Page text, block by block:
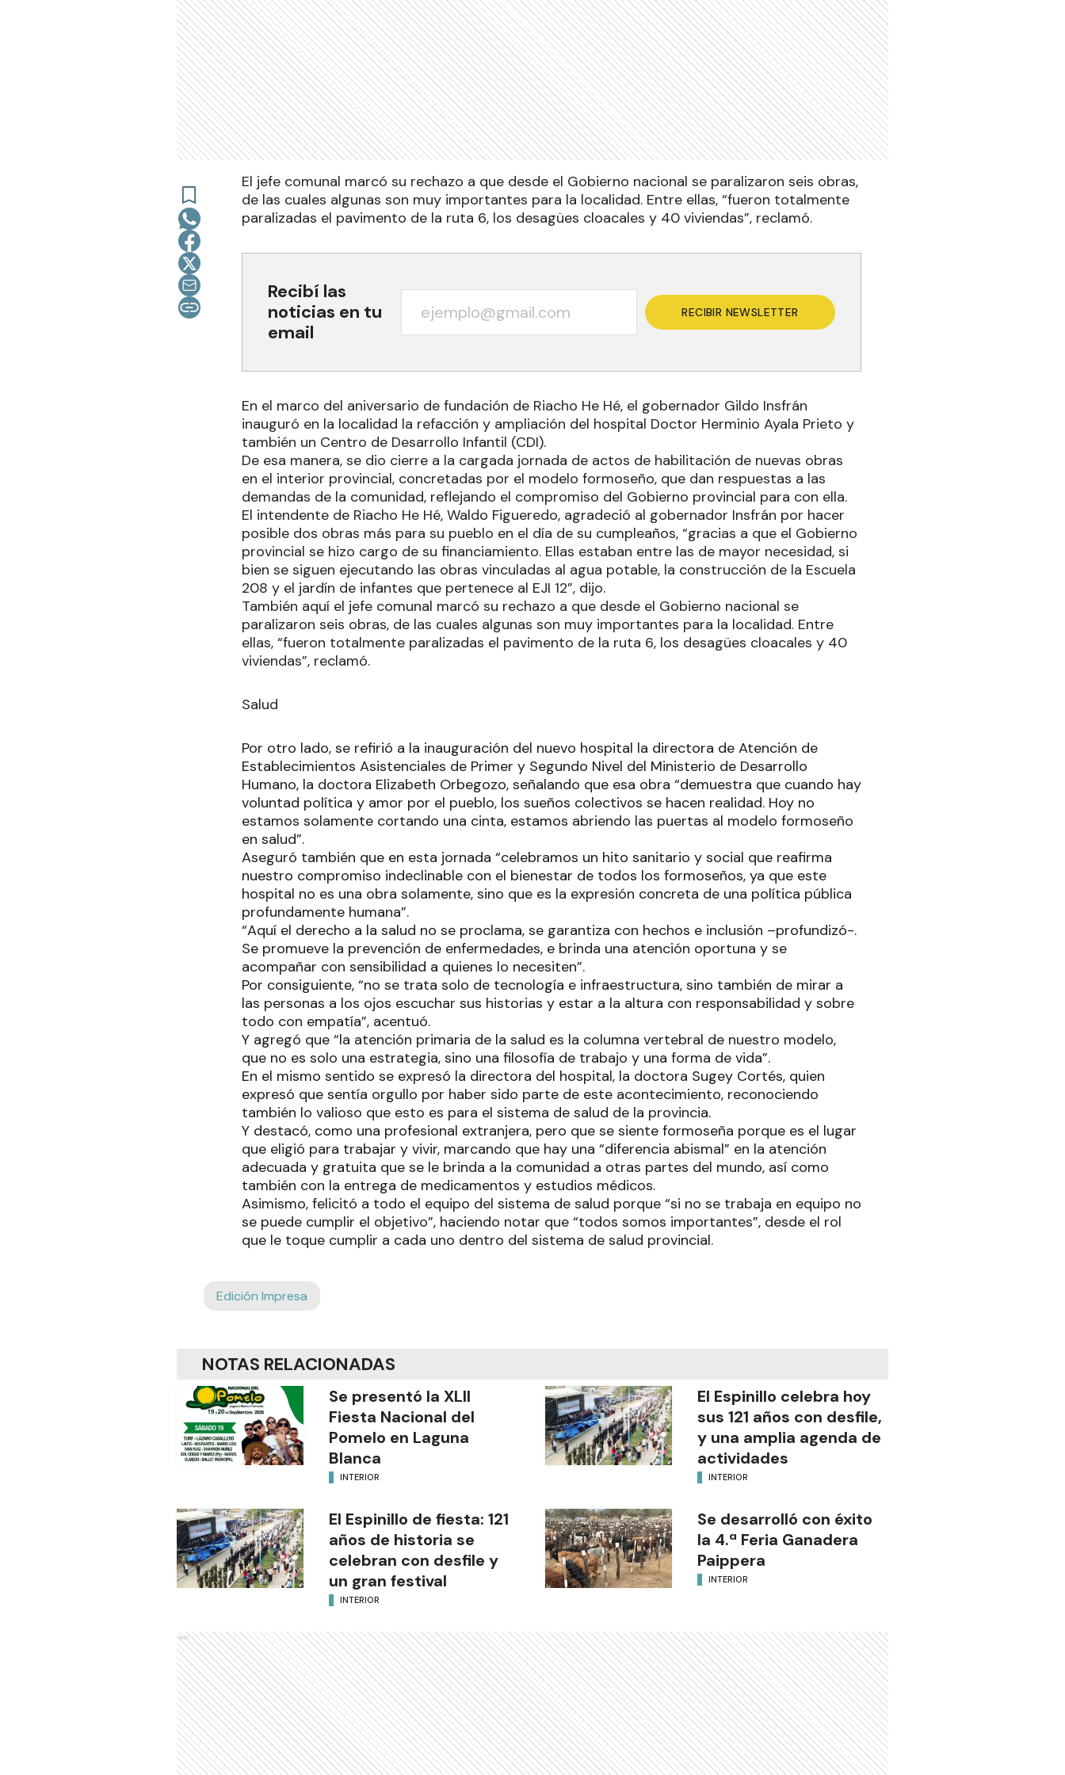
El jefe comunal marcó su rechazo a que desde el Gobierno nacional se paralizaron seis obras,
de las cuales algunas son muy importantes para la localidad. Entre ellas, “fueron totalmente
paralizadas el pavimento de la ruta 6, los desagües cloacales y 40 viviendas”, reclamó.
Recibí las
noticias en tu
email
RECIBIR NEWSLETTER
En el marco del aniversario de fundación de Riacho He Hé, el gobernador Gildo Insfrán
inauguró en la localidad la refacción y ampliación del hospital Doctor Herminio Ayala Prieto y
también un Centro de Desarrollo Infantil (CDI).
De esa manera, se dio cierre a la cargada jornada de actos de habilitación de nuevas obras
en el interior provincial, concretadas por el modelo formoseño, que dan respuestas a las
demandas de la comunidad, reflejando el compromiso del Gobierno provincial para con ella.
El intendente de Riacho He Hé, Waldo Figueredo, agradeció al gobernador Insfrán por hacer
posible dos obras más para su pueblo en el día de su cumpleaños, “gracias a que el Gobierno
provincial se hizo cargo de su financiamiento. Ellas estaban entre las de mayor necesidad, si
bien se siguen ejecutando las obras vinculadas al agua potable, la construcción de la Escuela
208 y el jardín de infantes que pertenece al EJI 12”, dijo.
También aquí el jefe comunal marcó su rechazo a que desde el Gobierno nacional se
paralizaron seis obras, de las cuales algunas son muy importantes para la localidad. Entre
ellas, “fueron totalmente paralizadas el pavimento de la ruta 6, los desagües cloacales y 40
viviendas”, reclamó.
Salud
Por otro lado, se refirió a la inauguración del nuevo hospital la directora de Atención de
Establecimientos Asistenciales de Primer y Segundo Nivel del Ministerio de Desarrollo
Humano, la doctora Elizabeth Orbegozo, señalando que esa obra “demuestra que cuando hay
voluntad política y amor por el pueblo, los sueños colectivos se hacen realidad. Hoy no
estamos solamente cortando una cinta, estamos abriendo las puertas al modelo formoseño
en salud”.
Aseguró también que en esta jornada “celebramos un hito sanitario y social que reafirma
nuestro compromiso indeclinable con el bienestar de todos los formoseños, ya que este
hospital no es una obra solamente, sino que es la expresión concreta de una política pública
profundamente humana”.
“Aquí el derecho a la salud no se proclama, se garantiza con hechos e inclusión –profundizó-.
Se promueve la prevención de enfermedades, e brinda una atención oportuna y se
acompañar con sensibilidad a quienes lo necesiten”.
Por consiguiente, “no se trata solo de tecnología e infraestructura, sino también de mirar a
las personas a los ojos escuchar sus historias y estar a la altura con responsabilidad y sobre
todo con empatía”, acentuó.
Y agregó que “la atención primaria de la salud es la columna vertebral de nuestro modelo,
que no es solo una estrategia, sino una filosofía de trabajo y una forma de vida”.
En el mismo sentido se expresó la directora del hospital, la doctora Sugey Cortés, quien
expresó que sentía orgullo por haber sido parte de este acontecimiento, reconociendo
también lo valioso que esto es para el sistema de salud de la provincia.
Y destacó, como una profesional extranjera, pero que se siente formoseña porque es el lugar
que eligió para trabajar y vivir, marcando que hay una “diferencia abismal” en la atención
adecuada y gratuita que se le brinda a la comunidad a otras partes del mundo, así como
también con la entrega de medicamentos y estudios médicos.
Asimismo, felicitó a todo el equipo del sistema de salud porque “si no se trabaja en equipo no
se puede cumplir el objetivo”, haciendo notar que “todos somos importantes”, desde el rol
que le toque cumplir a cada uno dentro del sistema de salud provincial.
Edición Impresa
NOTAS RELACIONADAS
Se presentó la XLII
Fiesta Nacional del
Pomelo en Laguna
Blanca
INTERIOR
El Espinillo celebra hoy
sus 121 años con desfile,
y una amplia agenda de
actividades
INTERIOR
El Espinillo de fiesta: 121
años de historia se
celebran con desfile y
un gran festival
INTERIOR
Se desarrolló con éxito
la 4.ª Feria Ganadera
Paippera
INTERIOR
Ads